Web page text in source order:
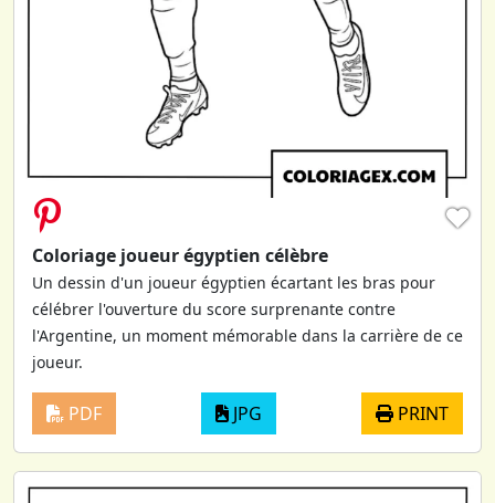
♥
Coloriage joueur égyptien célèbre
Un dessin d'un joueur égyptien écartant les bras pour
célébrer l'ouverture du score surprenante contre
l'Argentine, un moment mémorable dans la carrière de ce
joueur.
PDF JPG PRINT